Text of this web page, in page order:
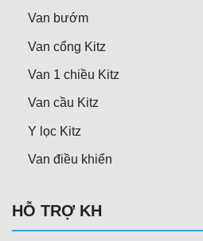
Van bướm
Van cổng Kitz
Van 1 chiều Kitz
Van cầu Kitz
Y lọc Kitz
Van điều khiển
HỖ TRỢ KH